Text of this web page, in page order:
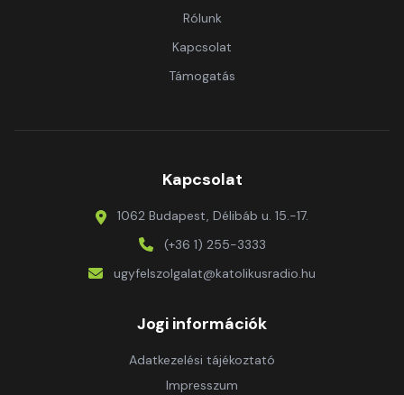
Rólunk
Kapcsolat
Támogatás
Kapcsolat
1062 Budapest, Délibáb u. 15.-17.
(+36 1) 255-3333
ugyfelszolgalat@katolikusradio.hu
Jogi információk
Adatkezelési tájékoztató
Impresszum